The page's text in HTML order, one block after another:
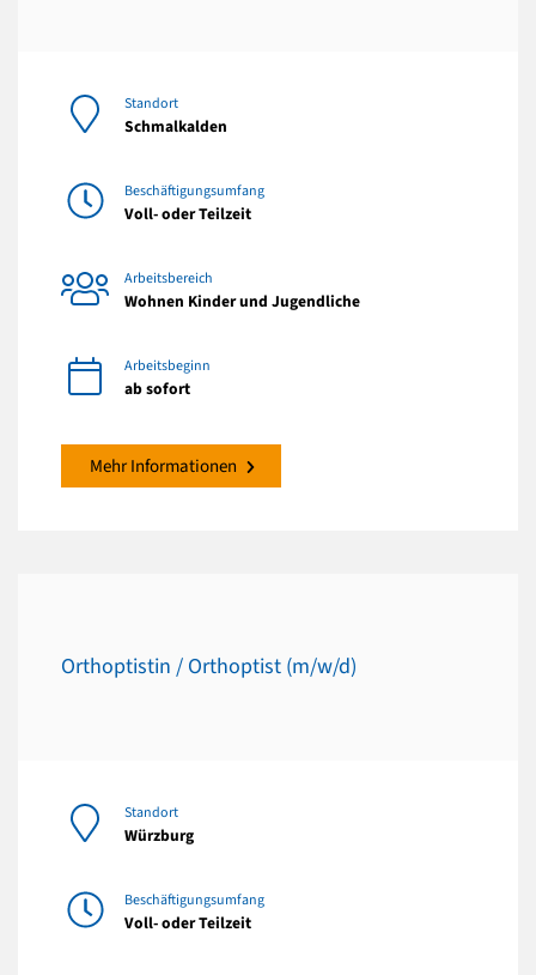
Standort
Schmalkalden
Beschäftigungsumfang
Voll- oder Teilzeit
Arbeitsbereich
Wohnen Kinder und Jugendliche
Arbeitsbeginn
ab sofort
Mehr Informationen
Orthoptistin / Orthoptist (m/w/d)
Standort
Würzburg
Beschäftigungsumfang
Voll- oder Teilzeit